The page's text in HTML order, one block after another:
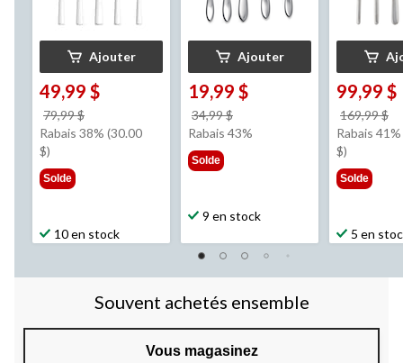
Ajouter
49,99 $
79,99 $
était
Rabais 38% (30.00
$)
Solde
10 en stock
Ajouter
19,99 $
34,99 $
était
Rabais 43%
Solde
9 en stock
99,99 $
169,99 $
Rabais
$)
Solde
5 en
Souvent achetés ensemble
Vous magasinez